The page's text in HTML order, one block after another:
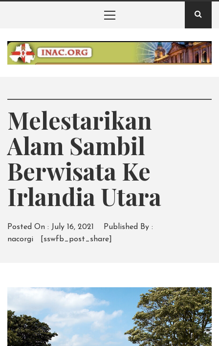
INAC – Badan
Irlandia Utara
Melestarikan
Alam Sambil
Berwisata Ke
Irlandia Utara
Posted On : July 16, 2021
Published By :
nacorgi
[sswfb_post_share]